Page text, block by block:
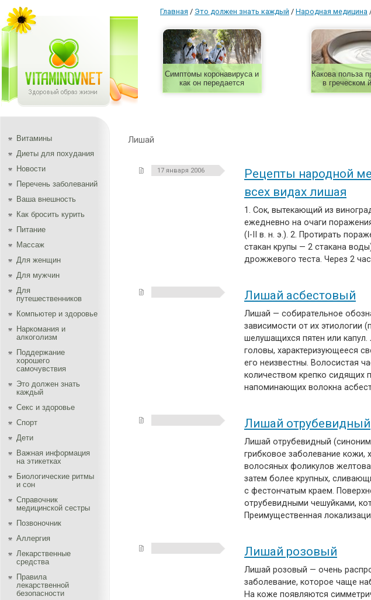
Главная / Это должен знать каждый / Народная медицина
Симптомы коронавируса и
как он передается
Какова польза
в греческом
Витамины
Диеты для похудания
Новости
Перечень заболеваний
Ваша внешность
Как бросить курить
Питание
Массаж
Для женщин
Для мужчин
Для
путешественников
Компьютер и здоровье
Наркомания и
алкоголизм
Поддержание
хорошего
самочувствия
Это должен знать
каждый
Секс и здоровье
Спорт
Дети
Важная информация
на этикетках
Биологические ритмы
и сон
Справочник
медицинской сестры
Позвоночник
Аллергия
Лекарственные
средства
Правила
лекарственной
безопасности
Лишай
17 января 2006
Рецепты народной
всех видах лишая
1. Сок, вытекающий из
ежедневно на очаги
(I-II в. н. э.). 2. Протирать
стакан крупы — 2 стакана
дрожжевого теста. Через 2
Лишай асбестовый
Лишай — собирательное
зависимости от их этиологии
шелушащихся пятен или
головы, характеризующееся
его неизвестны. Волосистая
количеством крепко сидящих
напоминающих волокна
Лишай отрубевидный
Лишай отрубевидный
грибковое заболевание кожи,
волосяных фоликулов
затем более крупных,
с фестончатым краем.
отрубевидными чешуйками,
Преимущественная
Лишай розовый
Лишай розовый — очень
заболевание, которое чаще
На коже появляются